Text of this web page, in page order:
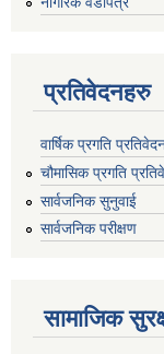
प्रतिवेदनहरु
वार्षिक प्रगति
चौमासिक प्रगति
सार्वजनिक सुनुवाई
सार्वजनिक परीक्षण
सामाजिक